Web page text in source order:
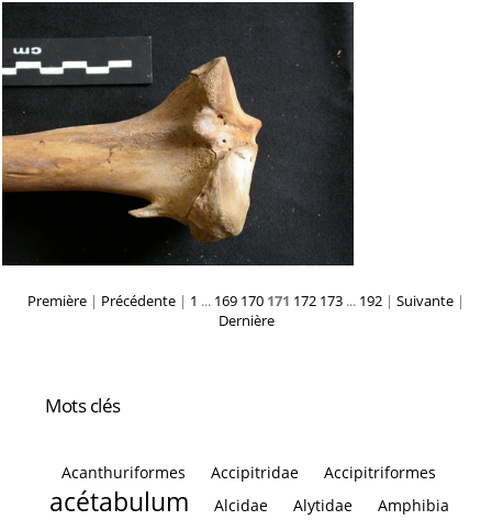
Première | Précédente | 1 ... 169 170 171 172 173 ... 192 | Suivante |
Dernière
Mots clés
Acanthuriformes Accipitridae Accipitriformes
acétabulum Alcidae Alytidae
Amphibia